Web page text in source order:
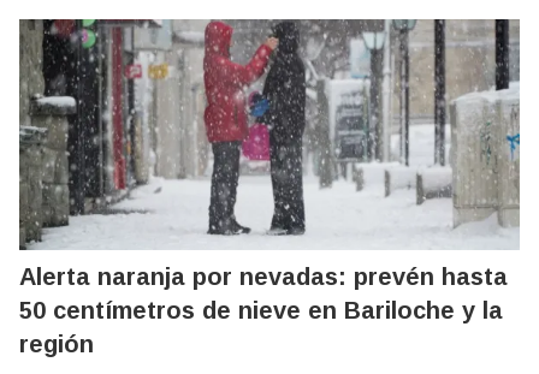
Alerta naranja por nevadas: prevén hasta
50 centímetros de nieve en Bariloche y la
región